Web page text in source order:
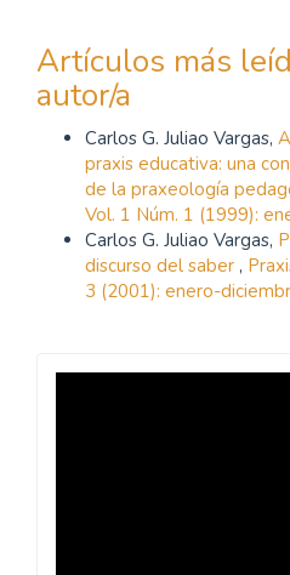
Artículos más
autor/a
Carlos G. Juliao Vargas,
praxis educativa: una
de la praxeología
Vol. 1 Núm. 1 (1999):
Carlos G. Juliao Vargas,
discurso del saber ,
3 (2001): enero-
Revista